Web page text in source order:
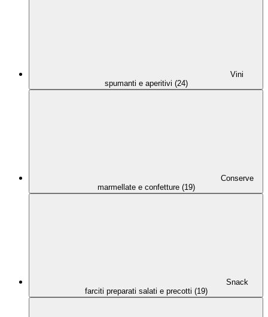
Vini
spumanti e aperitivi (24)
Conserve
marmellate e confetture (19)
Snack
farciti preparati salati e precotti (19)